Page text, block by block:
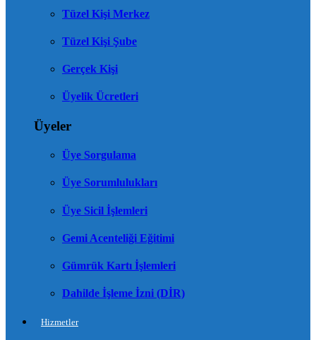
Tüzel Kişi Merkez
Tüzel Kişi Şube
Gerçek Kişi
Üyelik Ücretleri
Üyeler
Üye Sorgulama
Üye Sorumlulukları
Üye Sicil İşlemleri
Gemi Acenteliği Eğitimi
Gümrük Kartı İşlemleri
Dahilde İşleme İzni (DİR)
Hizmetler